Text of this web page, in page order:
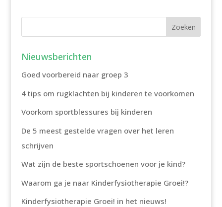
Nieuwsberichten
Goed voorbereid naar groep 3
4 tips om rugklachten bij kinderen te voorkomen
Voorkom sportblessures bij kinderen
De 5 meest gestelde vragen over het leren
schrijven
Wat zijn de beste sportschoenen voor je kind?
Waarom ga je naar Kinderfysiotherapie Groei!?
Kinderfysiotherapie Groei! in het nieuws!